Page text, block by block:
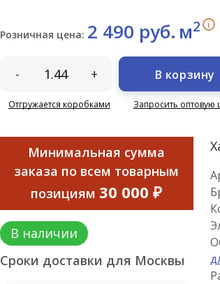
Розничная цена: 2 490 руб. м2 i
- +
Отгружается коробками
В корзину
Запросить оптовую
Минимальная сумма
заказа по всем товарным
позициям 30 000 ₽
В наличии
Сроки доставки для Москвы